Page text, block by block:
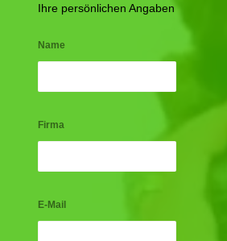
Ihre persönlichen Angaben
Name
Firma
E-Mail